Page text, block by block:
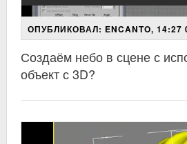
ОПУБЛИКОВАЛ: ENCANTO, 14:27
Создаём небо в сцене с
объект с 3D?